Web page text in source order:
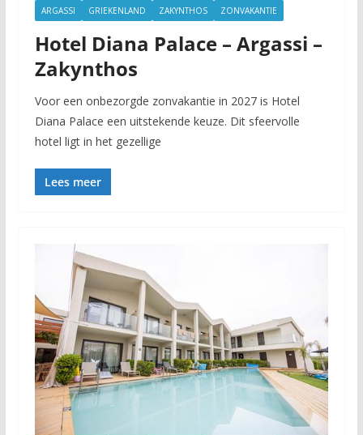
ARGASSI GRIEKENLAND ZAKYNTHOS ZONVAKANTIE
Hotel Diana Palace – Argassi –
Zakynthos
Voor een onbezorgde zonvakantie in 2027 is Hotel
Diana Palace een uitstekende keuze. Dit sfeervolle
hotel ligt in het gezellige
Lees meer